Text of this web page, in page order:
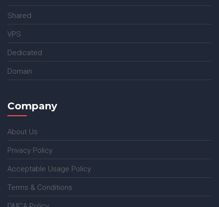
Shared
VPS
Dedicated
Domain
Company
About Us
Privacy Policy
Acceptable Usage Policy
Terms & Conditions